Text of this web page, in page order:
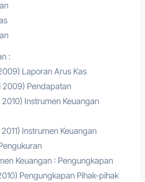
:
Laporan Arus Kas
2009) Pendapatan
Instrumen Keuangan
Instrumen Keuangan
Keuangan : Pengungkapan
Pengungkapan Pihak-pihak